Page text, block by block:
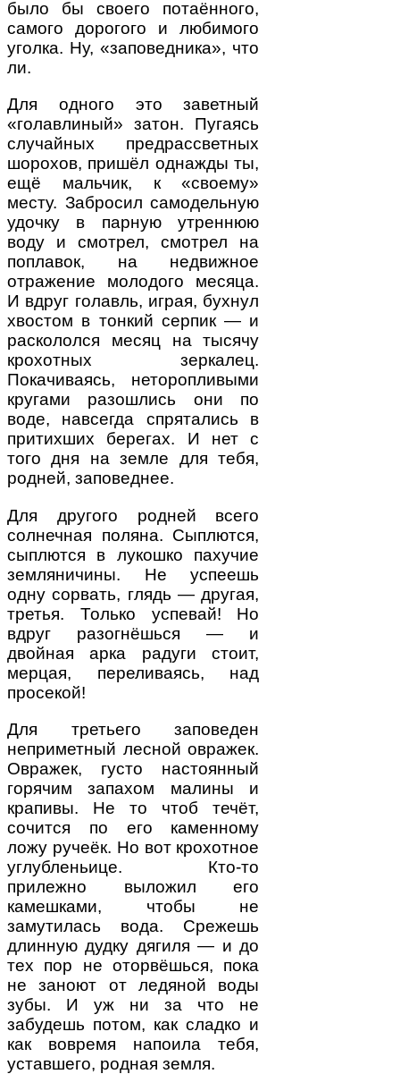
было бы своего потаённого,
самого дорогого и любимого
уголка. Ну, «заповедника», что
ли.
Для одного это заветный
«голавлиный» затон. Пугаясь
случайных предрассветных
шорохов, пришёл однажды ты,
ещё мальчик, к «своему»
месту. Забросил самодельную
удочку в парную утреннюю
воду и смотрел, смотрел на
поплавок, на недвижное
отражение молодого месяца.
И вдруг голавль, играя, бухнул
хвостом в тонкий серпик — и
раскололся месяц на тысячу
крохотных зеркалец.
Покачиваясь, неторопливыми
кругами разошлись они по
воде, навсегда спрятались в
притихших берегах. И нет с
того дня на земле для тебя,
родней, заповеднее.
Для другого родней всего
солнечная поляна. Сыплются,
сыплются в лукошко пахучие
земляничины. Не успеешь
одну сорвать, глядь — другая,
третья. Только успевай! Но
вдруг разогнёшься — и
двойная арка радуги стоит,
мерцая, переливаясь, над
просекой!
Для третьего заповеден
неприметный лесной овражек.
Овражек, густо настоянный
горячим запахом малины и
крапивы. Не то чтоб течёт,
сочится по его каменному
ложу ручеёк. Но вот крохотное
углубленьице. Кто-то
прилежно выложил его
камешками, чтобы не
замутилась вода. Срежешь
длинную дудку дягиля — и до
тех пор не оторвёшься, пока
не заноют от ледяной воды
зубы. И уж ни за что не
забудешь потом, как сладко и
как вовремя напоила тебя,
уставшего, родная земля.